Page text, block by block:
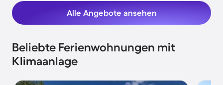
Alle Angebote ansehen
Beliebte Ferienwohnungen mit
Klimaanlage